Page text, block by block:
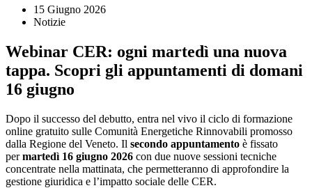
15 Giugno 2026
Notizie
Webinar CER: ogni martedì una nuova
tappa. Scopri gli appuntamenti di domani
16 giugno
Dopo il successo del debutto, entra nel vivo il ciclo di formazione
online gratuito sulle Comunità Energetiche Rinnovabili promosso
dalla Regione del Veneto. Il secondo appuntamento è fissato
permartedì 16 giugno 2026 con due nuove sessioni tecniche
concentrate nella mattinata, che permetteranno di approfondire la
gestione giuridica e l’impatto sociale delle CER.